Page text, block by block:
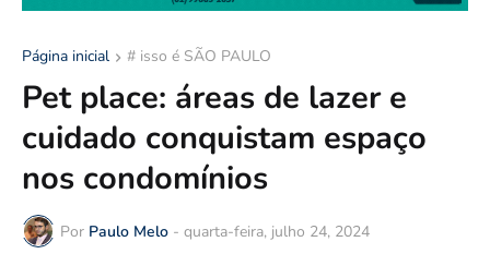
Página inicial # isso é SÃO PAULO
Pet place: áreas de lazer e
cuidado conquistam espaço
nos condomínios
Por Paulo Melo - quarta-feira, julho 24, 2024